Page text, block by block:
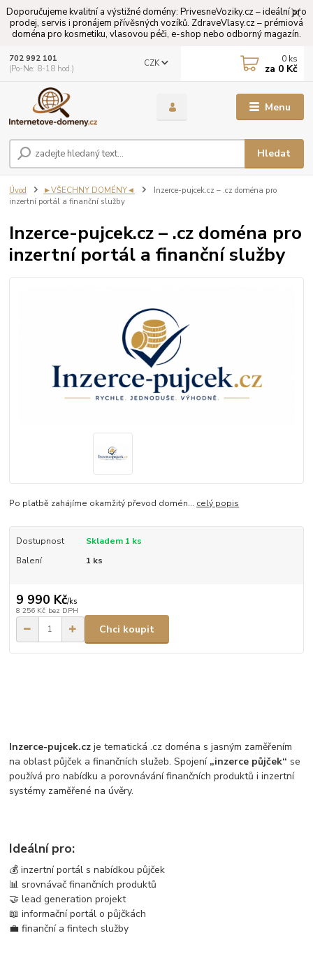
Doporučujeme kvalitní a výstižné domény: PrivesneVoziky.cz – ideální pro
prodej, servis i pronájem přívěsných vozíků. ZdraveVlasy.cz – prémiová
doména pro kosmetiku, vlasovou péči, e-shop nebo odborný magazín.
Menu
CZK
Hledat
702 992 101
(Po-Ne: 8-18 hod.)
0 ks
za 0 Kč
Úvod ►VŠECHNY DOMÉNY◄
Inzerce-pujcek.cz – .cz doména pro
inzertní portál a finanční služby
Inzerce-pujcek.cz – .cz doména pro
inzertní portál a finanční služby
Po platbě zahájíme okamžitý převod domén... celý popis
Dostupnost
Skladem 1 ks
Balení
1 ks
9 990 Kč/ks
8 256 Kč bez DPH
Chci koupit
Inzerce-pujcek.cz je tematická .cz doména s jasným zaměřením
na oblast půjček a finančních služeb. Spojení „inzerce půjček“ se
používá pro nabídku a porovnávání finančních produktů i inzertní
systémy zaměřené na úvěry.
Ideální pro:
💰 inzertní portál s nabídkou půjček
📊 srovnávač finančních produktů
🤝 lead generation projekt
📖 informační portál o půjčkách
💼 finanční a fintech služby